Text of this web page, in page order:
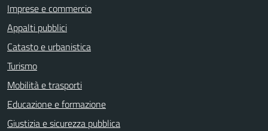
Imprese e commercio
Appalti pubblici
Catasto e urbanistica
Turismo
Mobilità e trasporti
Educazione e formazione
Giustizia e sicurezza pubblica